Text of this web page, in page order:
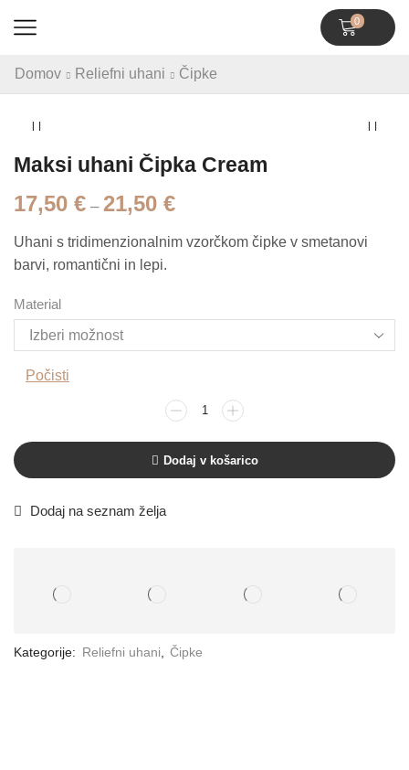
0
Domov Reliefni uhani Čipke
Maksi uhani Čipka Cream
17,50 € – 21,50 €
Uhani s tridimenzionalnim vzorčkom čipke v smetanovi
barvi, romantični in lepi.
Material
Počisti
Dodaj v košarico
Dodaj na seznam želja
Kategorije: Reliefni uhani Čipke